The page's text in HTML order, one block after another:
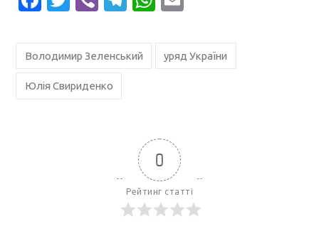
Володимир Зеленський уряд України
Юлія Свириденко
0
Рейтинг статті